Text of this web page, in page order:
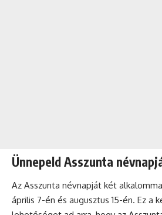
Ünnepeld Asszunta
Az Asszunta névnapját két
április 7-én és augusztus 15-én. Ez a